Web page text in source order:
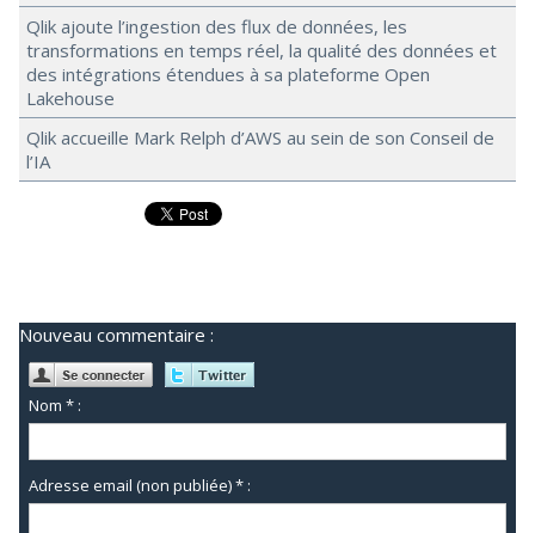
Qlik ajoute l’ingestion des flux de données, les
transformations en temps réel, la qualité des données et
des intégrations étendues à sa plateforme Open
Lakehouse
Qlik accueille Mark Relph d’AWS au sein de son Conseil de
l’IA
Nouveau commentaire :
Nom * :
Adresse email (non publiée) * :